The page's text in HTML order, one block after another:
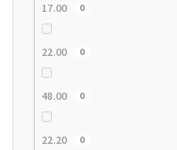
17.00 0
22.00 0
48.00 0
22.20 0